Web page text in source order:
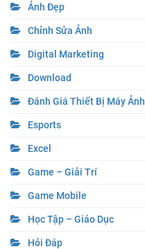
Ảnh Đẹp
Chỉnh Sửa Ảnh
Digital Marketing
Download
Đánh Giá Thiết Bị Máy Ảnh
Esports
Excel
Game – Giải Trí
Game Mobile
Học Tập – Giáo Dục
Hỏi Đáp